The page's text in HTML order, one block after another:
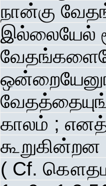
நான்கு
இல்லையேல்
காலம் ;
கூறுகின்றன
( Cf.